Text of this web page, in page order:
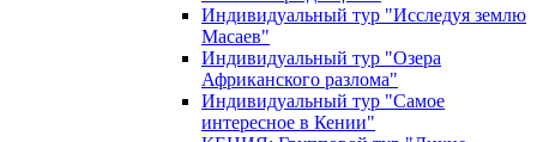
Индивидуальный тур "Исследуя землю
Масаев"
Индивидуальный тур "Озера
Африканского разлома"
Индивидуальный тур "Самое
интересное в Кении"